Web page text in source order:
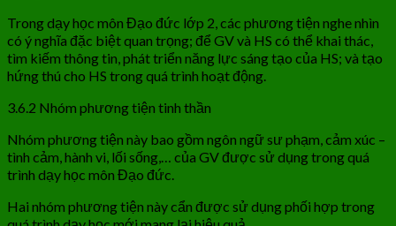
Trong dạy học môn Đạo đức lớp 2, các phương tiện nghe nhìn
có ý nghĩa đặc biệt quan trọng; để GV và HS có thể khai thác,
tìm kiếm thông tin, phát triển năng lực sáng tạo của HS; và tạo
hứng thú cho HS trong quá trình hoạt động.
3.6.2 Nhóm phương tiện tinh thần
Nhóm phương tiện này bao gồm ngôn ngữ sư phạm, cảm xúc –
tình cảm, hành vi, lối sống,… của GV được sử dụng trong quá
trình dạy học môn Đạo đức.
Hai nhóm phương tiện này cẩn được sử dụng phối hợp trong